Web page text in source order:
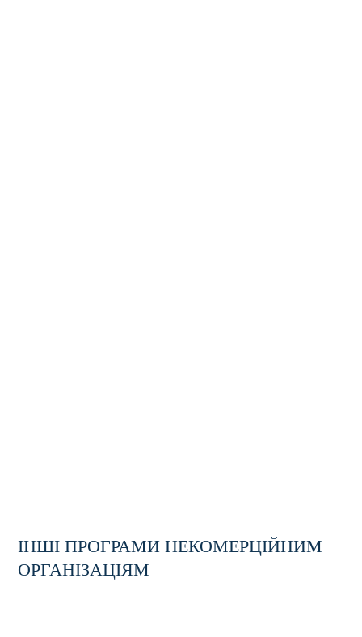
ІНШІ ПРОГРАМИ НЕКОМЕРЦІЙНИМ
ОРГАНІЗАЦІЯМ
ТРЕНІНГ